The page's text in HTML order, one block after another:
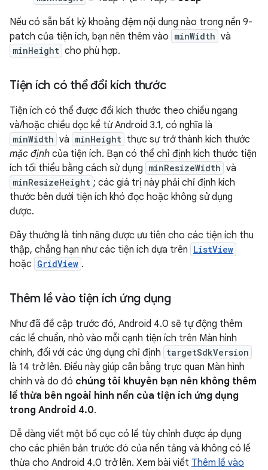
Nếu có sẵn bất kỳ khoảng đệm nội dung nào trong nền 9-
patch của tiện ích, bạn nên thêm vào minWidth và
minHeight cho phù hợp.
Tiện ích có thể đổi kích thước
Tiện ích có thể được đổi kích thước theo chiều ngang
và/hoặc chiều dọc kể từ Android 3.1, có nghĩa là
minWidth và minHeight thực sự trở thành kích thước
mặc định của tiện ích. Bạn có thể chỉ định kích thước tiện
ích tối thiểu bằng cách sử dụng minResizeWidth và
minResizeHeight ; các giá trị này phải chỉ định kích
thước bên dưới tiện ích khó đọc hoặc không sử dụng
được.
Đây thường là tính năng được ưu tiên cho các tiện ích thu
thập, chẳng hạn như các tiện ích dựa trên ListView
hoặc GridView .
Thêm lề vào tiện ích ứng dụng
Như đã đề cập trước đó, Android 4.0 sẽ tự động thêm
các lề chuẩn, nhỏ vào mỗi cạnh tiện ích trên Màn hình
chính, đối với các ứng dụng chỉ định targetSdkVersion
là 14 trở lên. Điều này giúp cân bằng trực quan Màn hình
chính và do đó chúng tôi khuyên bạn nên không thêm
lề thừa bên ngoài hình nền của tiện ích ứng dụng
trong Android 4.0.
Dễ dàng viết một bố cục có lề tùy chỉnh được áp dụng
cho các phiên bản trước đó của nền tảng và không có lề
thừa cho Android 4.0 trở lên. Xem bài viết Thêm lề vào